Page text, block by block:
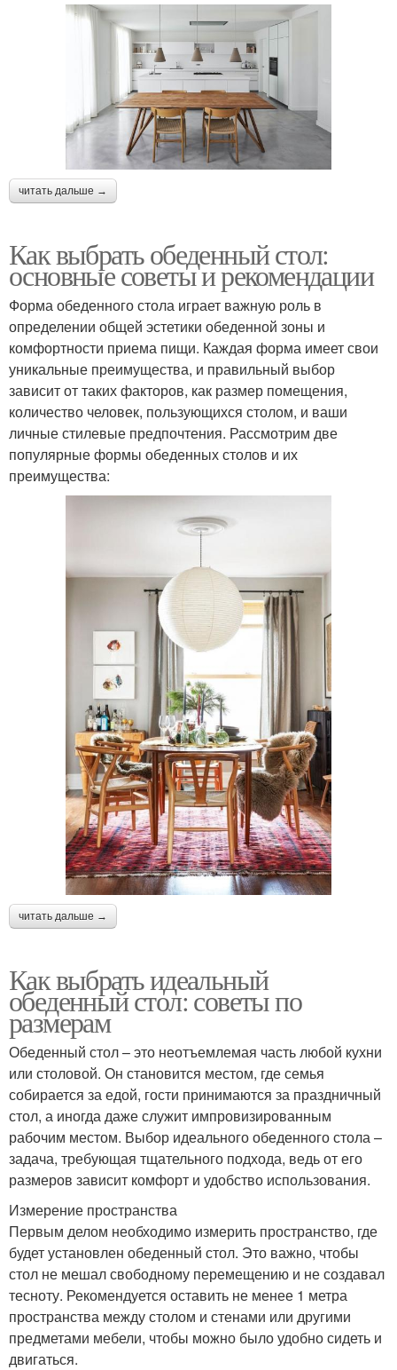
читать дальше →
Как выбрать обеденный стол:
основные советы и рекомендации
Форма обеденного стола играет важную роль в
определении общей эстетики обеденной зоны и
комфортности приема пищи. Каждая форма имеет свои
уникальные преимущества, и правильный выбор
зависит от таких факторов, как размер помещения,
количество человек, пользующихся столом, и ваши
личные стилевые предпочтения. Рассмотрим две
популярные формы обеденных столов и их
преимущества:
читать дальше →
Как выбрать идеальный
обеденный стол: советы по
размерам
Обеденный стол – это неотъемлемая часть любой кухни
или столовой. Он становится местом, где семья
собирается за едой, гости принимаются за праздничный
стол, а иногда даже служит импровизированным
рабочим местом. Выбор идеального обеденного стола –
задача, требующая тщательного подхода, ведь от его
размеров зависит комфорт и удобство использования.
Измерение пространства
Первым делом необходимо измерить пространство, где
будет установлен обеденный стол. Это важно, чтобы
стол не мешал свободному перемещению и не создавал
тесноту. Рекомендуется оставить не менее 1 метра
пространства между столом и стенами или другими
предметами мебели, чтобы можно было удобно сидеть и
двигаться.